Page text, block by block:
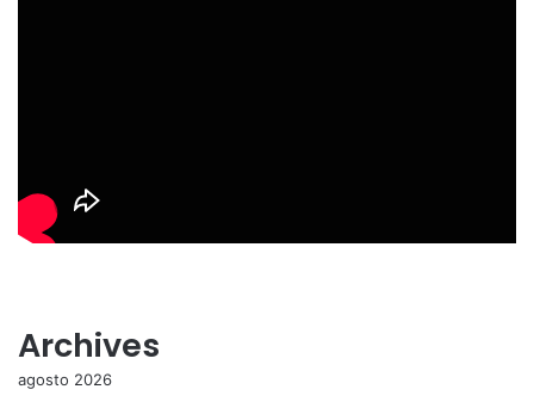
Archives
agosto 2026